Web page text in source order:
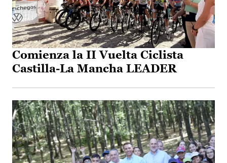
Comienza la II Vuelta Ciclista
Castilla-La Mancha LEADER